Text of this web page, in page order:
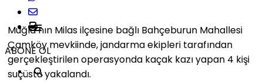
ABONE OL
Muğla’nın Milas ilçesine bağlı Bahçeburun Mahallesi
Çamköy mevkiinde, jandarma ekipleri tarafından
gerçekleştirilen operasyonda kaçak kazı yapan 4 kişi
suçüstü yakalandı.